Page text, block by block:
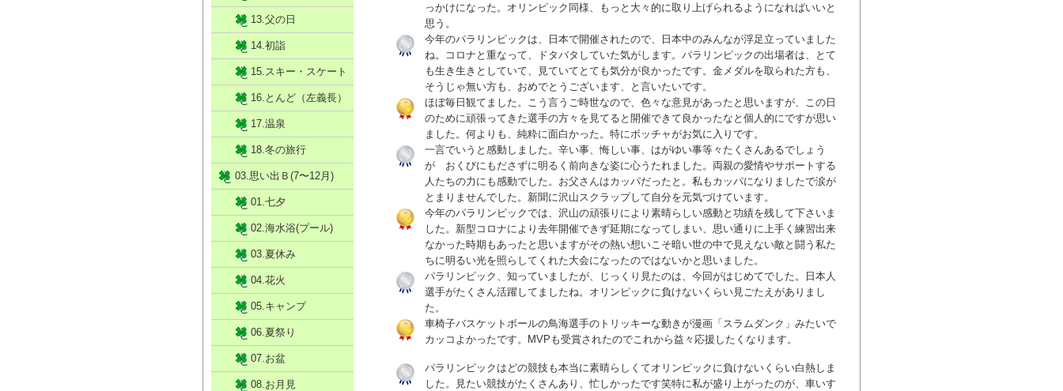
っかけになった。オリンピック同様、もっと大々的に取り上げられるようになればいいと
思う。
今年のパラリンピックは、日本で開催されたので、日本中のみんなが浮足立っていました
ね。コロナと重なって、ドタバタしていた気がします。パラリンピックの出場者は、とて
も生き生きとしていて、見ていてとても気分が良かったです。金メダルを取られた方も、
そうじゃ無い方も、おめでとうございます、と言いたいです。
ほぼ毎日観てました。こう言うご時世なので、色々な意見があったと思いますが、この日
のために頑張ってきた選手の方々を見てると開催できて良かったなと個人的にですが思い
ました。何よりも、純粋に面白かった。特にボッチャがお気に入りです。
一言でいうと感動しました。辛い事、悔しい事、はがゆい事等々たくさんあるでしょう
が おくびにもださずに明るく前向きな姿に心うたれました。両親の愛情やサポートする
人たちの力にも感動でした。お父さんはカッパだったと。私もカッパになりましたで涙が
とまりませんでした。新聞に沢山スクラップして自分を元気づけています。
今年のパラリンピックでは、沢山の頑張りにより素晴らしい感動と功績を残して下さいま
した。新型コロナにより去年開催できず延期になってしまい、思い通りに上手く練習出来
なかった時期もあったと思いますがその熱い想いこそ暗い世の中で見えない敵と闘う私た
ちに明るい光を照らしてくれた大会になったのではないかと思いました。
パラリンピック、知っていましたが、じっくり見たのは、今回がはじめてでした。日本人
選手がたくさん活躍してましたね。オリンピックに負けないくらい見ごたえがありまし
た。
車椅子バスケットボールの鳥海選手のトリッキーな動きが漫画「スラムダンク」みたいで
カッコよかったです。MVPも受賞されたのでこれから益々応援したくなります。
パラリンピックはどの競技も本当に素晴らしくてオリンピックに負けないくらい白熱しま
した。見たい競技がたくさんあり、忙しかったです笑特に私が盛り上がったのが、車いす
13.父の日
14.初詣
15.スキー・スケート
16.とんど（左義長）
17.温泉
18.冬の旅行
03.思い出Ｂ(7〜12月)
01.七夕
02.海水浴(プール)
03.夏休み
04.花火
05.キャンプ
06.夏祭り
07.お盆
08.お月見